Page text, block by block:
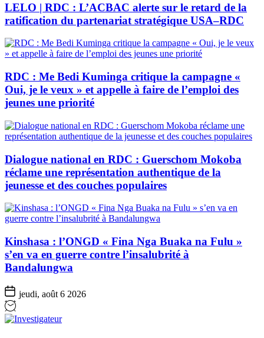
LELO | RDC : L’ACBAC alerte sur le retard de la
ratification du partenariat stratégique USA–RDC
RDC : Me Bedi Kuminga critique la campagne «
Oui, je le veux » et appelle à faire de l’emploi des
jeunes une priorité
Dialogue national en RDC : Guerschom Mokoba
réclame une représentation authentique de la
jeunesse et des couches populaires
Kinshasa : l’ONGD « Fina Nga Buaka na Fulu »
s’en va en guerre contre l’insalubrité à
Bandalungwa
jeudi, août 6 2026